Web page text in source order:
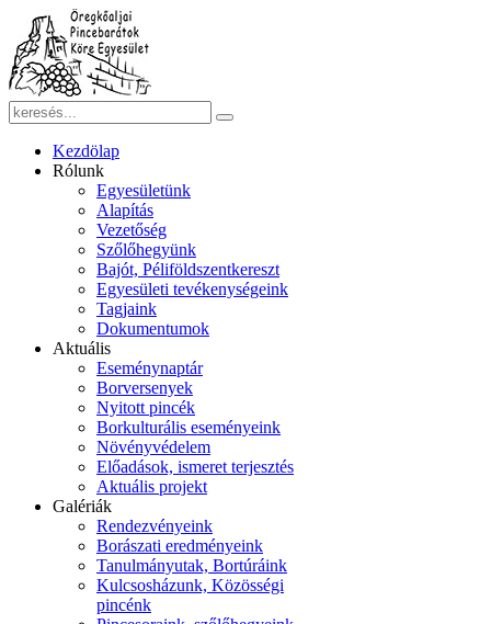
Kezdölap
Rólunk
Egyesületünk
Alapítás
Vezetőség
Szőlőhegyünk
Bajót, Péliföldszentkereszt
Egyesületi tevékenységeink
Tagjaink
Dokumentumok
Aktuális
Eseménynaptár
Borversenyek
Nyitott pincék
Borkulturális eseményeink
Növényvédelem
Előadások, ismeret terjesztés
Aktuális projekt
Galériák
Rendezvényeink
Borászati eredményeink
Tanulmányutak, Bortúráink
Kulcsosházunk, Közösségi
pincénk